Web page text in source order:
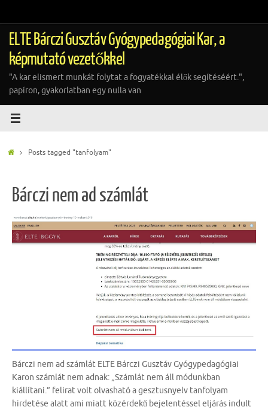
tartalomra
ELTE Bárczi Gusztáv Gyógypedagógiai Kar, a
képmutató vezetőkkel
"A kar elismert munkát folytat a fogyatékkal élők segítéséért.",
papíron, gyakorlatban egy nulla van
HomePosts tagged "tanfolyam"
Bárczi nem ad számlát
Bárczi nem ad számlát ELTE Bárczi Gusztáv Gyógypedagógiai
Karon számlát nem adnak: „Számlát nem áll módunkban
kiállítani.” felirat volt olvasható a gesztusnyelv tanfolyam
hirdetése alatt ami miatt közérdekű bejelentéssel eljárás indult